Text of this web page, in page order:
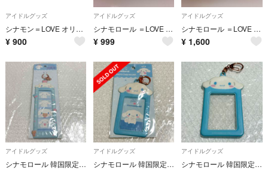
アイドルグッズ
シナモン＝LOVE オリジナルアクリル ネームバッジ高松瞳
¥ 900
アイドルグッズ
シナモロール ＝LOVE オリジナルアクリルネームバッジ 瀧脇笙古
¥ 999
アイドルグッズ
シナモロール ＝LOVE オリジナルアクリルネームバッジ 野口衣織
¥ 1,600
アイドルグッズ
シナモロール 韓国限定 トレカキーホルダー
アイドルグッズ
シナモロール 韓国限定 トレカキーホルダー
アイドルグッズ
シナモロール 韓国限定 トレカキーホルダー